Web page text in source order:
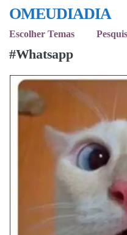
OMEUDIADIA
Escolher Temas
#Whatsapp